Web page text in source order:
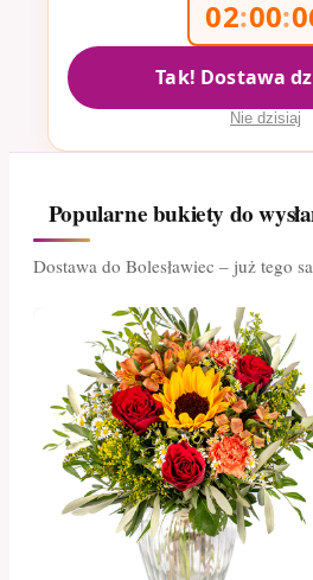
02:00:
Tak! Dostawa
Nie dzisiaj
Popularne bukiety do
Dostawa do Bolesławiec – już tego